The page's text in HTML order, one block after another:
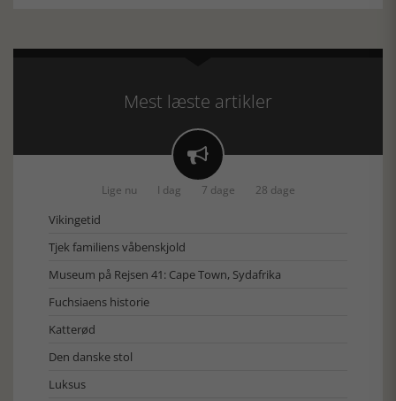
Mest læste artikler

Lige nu I dag 7 dage 28 dage
Vikingetid
Tjek familiens våbenskjold
Museum på Rejsen 41: Cape Town, Sydafrika
Fuchsiaens historie
Katterød
Den danske stol
Luksus